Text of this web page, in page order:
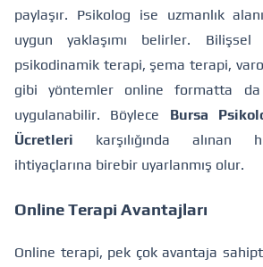
paylaşır. Psikolog ise uzmanlık
uygun yaklaşımı belirler. Bilişsel
psikodinamik terapi, şema terapi,
gibi yöntemler online formatta
uygulanabilir. Böylece Bursa
Ücretleri karşılığında alınan
ihtiyaçlarına birebir uyarlanmış olur.
Online Terapi Avantajları
Online terapi, pek çok avantaja